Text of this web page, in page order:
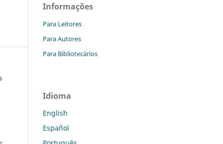
Informações
Para Leitores
Para Autores
Para Bibliotecários
Idioma
English
Español